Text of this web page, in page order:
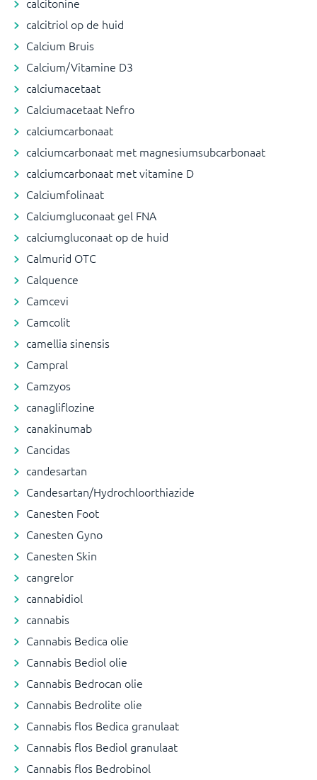
calcitriol op de huid
Calcium Bruis
Calcium/Vitamine D3
calciumacetaat
Calciumacetaat Nefro
calciumcarbonaat
calciumcarbonaat met magnesiumsubcarbonaat
calciumcarbonaat met vitamine D
Calciumfolinaat
Calciumgluconaat gel FNA
calciumgluconaat op de huid
Calmurid OTC
Calquence
Camcevi
Camcolit
camellia sinensis
Campral
Camzyos
canagliflozine
canakinumab
Cancidas
candesartan
Candesartan/Hydrochloorthiazide
Canesten Foot
Canesten Gyno
Canesten Skin
cangrelor
cannabidiol
cannabis
Cannabis Bedica olie
Cannabis Bediol olie
Cannabis Bedrocan olie
Cannabis Bedrolite olie
Cannabis flos Bedica granulaat
Cannabis flos Bediol granulaat
Cannabis flos Bedrobinol